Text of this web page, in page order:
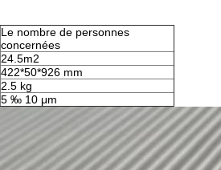
Le nombre de personnes
concernées
24.5m2
422*50*926 mm
2.5 kg
5 ‰ 10 μm